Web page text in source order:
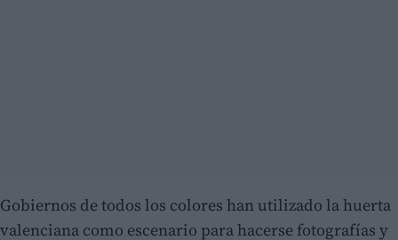
Gobiernos de todos los colores han utilizado la huerta
valenciana como escenario para hacerse fotografías y